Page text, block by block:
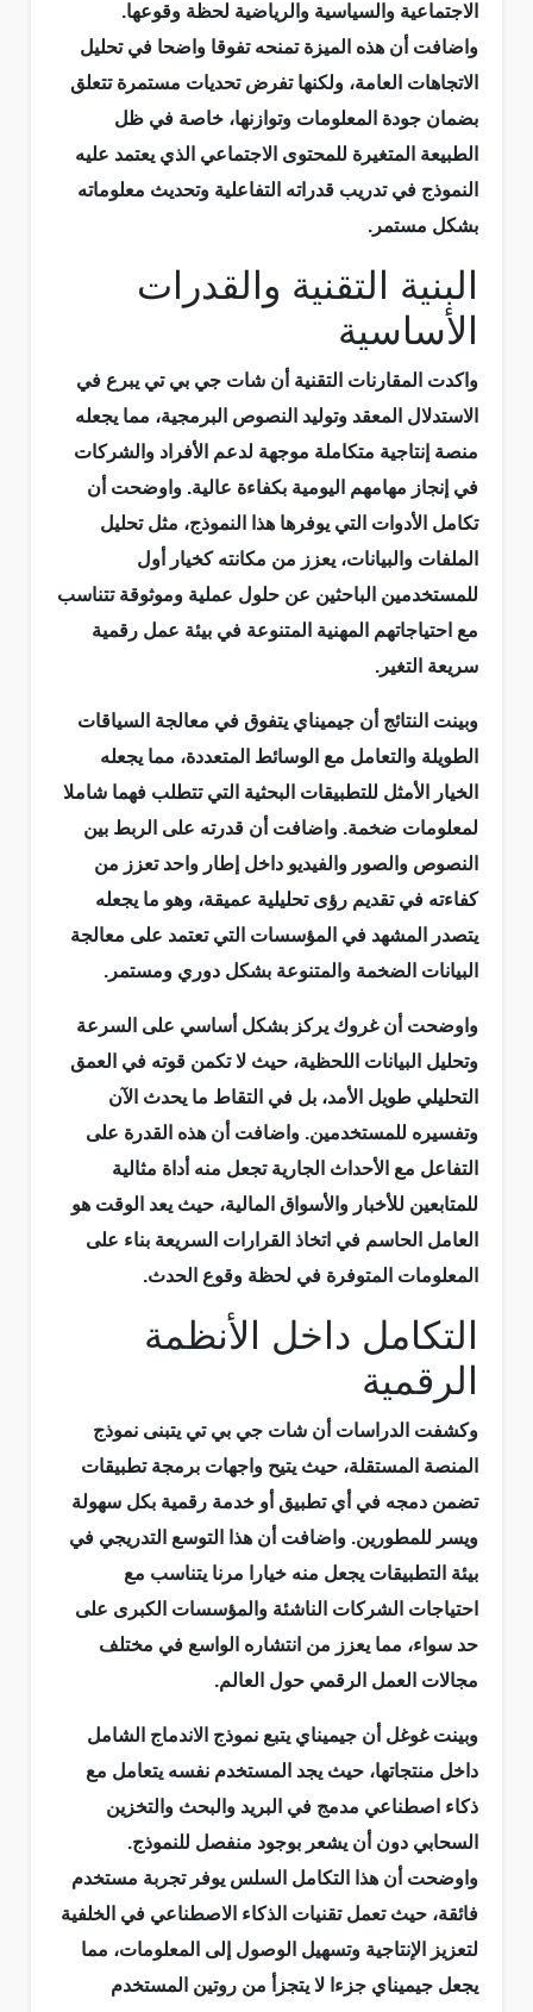
الاجتماعية والسياسية والرياضية لحظة وقوعها.
واضافت أن هذه الميزة تمنحه تفوقا واضحا في تحليل
الاتجاهات العامة، ولكنها تفرض تحديات مستمرة تتعلق
بضمان جودة المعلومات وتوازنها، خاصة في ظل
الطبيعة المتغيرة للمحتوى الاجتماعي الذي يعتمد عليه
النموذج في تدريب قدراته التفاعلية وتحديث معلوماته
بشكل مستمر.
البنية التقنية والقدرات
الأساسية
واكدت المقارنات التقنية أن شات جي بي تي يبرع في
الاستدلال المعقد وتوليد النصوص البرمجية، مما يجعله
منصة إنتاجية متكاملة موجهة لدعم الأفراد والشركات
في إنجاز مهامهم اليومية بكفاءة عالية. واوضحت أن
تكامل الأدوات التي يوفرها هذا النموذج، مثل تحليل
الملفات والبيانات، يعزز من مكانته كخيار أول
للمستخدمين الباحثين عن حلول عملية وموثوقة تتناسب
مع احتياجاتهم المهنية المتنوعة في بيئة عمل رقمية
سريعة التغير.
وبينت النتائج أن جيميناي يتفوق في معالجة السياقات
الطويلة والتعامل مع الوسائط المتعددة، مما يجعله
الخيار الأمثل للتطبيقات البحثية التي تتطلب فهما شاملا
لمعلومات ضخمة. واضافت أن قدرته على الربط بين
النصوص والصور والفيديو داخل إطار واحد تعزز من
كفاءته في تقديم رؤى تحليلية عميقة، وهو ما يجعله
يتصدر المشهد في المؤسسات التي تعتمد على معالجة
البيانات الضخمة والمتنوعة بشكل دوري ومستمر.
واوضحت أن غروك يركز بشكل أساسي على السرعة
وتحليل البيانات اللحظية، حيث لا تكمن قوته في العمق
التحليلي طويل الأمد، بل في التقاط ما يحدث الآن
وتفسيره للمستخدمين. واضافت أن هذه القدرة على
التفاعل مع الأحداث الجارية تجعل منه أداة مثالية
للمتابعين للأخبار والأسواق المالية، حيث يعد الوقت هو
العامل الحاسم في اتخاذ القرارات السريعة بناء على
المعلومات المتوفرة في لحظة وقوع الحدث.
التكامل داخل الأنظمة
الرقمية
وكشفت الدراسات أن شات جي بي تي يتبنى نموذج
المنصة المستقلة، حيث يتيح واجهات برمجة تطبيقات
تضمن دمجه في أي تطبيق أو خدمة رقمية بكل سهولة
ويسر للمطورين. واضافت أن هذا التوسع التدريجي في
بيئة التطبيقات يجعل منه خيارا مرنا يتناسب مع
احتياجات الشركات الناشئة والمؤسسات الكبرى على
حد سواء، مما يعزز من انتشاره الواسع في مختلف
مجالات العمل الرقمي حول العالم.
وبينت غوغل أن جيميناي يتبع نموذج الاندماج الشامل
داخل منتجاتها، حيث يجد المستخدم نفسه يتعامل مع
ذكاء اصطناعي مدمج في البريد والبحث والتخزين
السحابي دون أن يشعر بوجود منفصل للنموذج.
واوضحت أن هذا التكامل السلس يوفر تجربة مستخدم
فائقة، حيث تعمل تقنيات الذكاء الاصطناعي في الخلفية
لتعزيز الإنتاجية وتسهيل الوصول إلى المعلومات، مما
يجعل جيميناي جزءا لا يتجزأ من روتين المستخدم